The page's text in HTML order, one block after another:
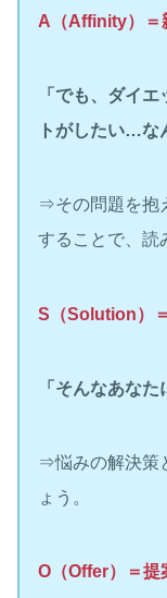
A（Affinity）＝
「でも、ダイ
トがしたい…な
⇒その問題を抱
することで、読
S（Solution）
「そんなあな
⇒悩みの解決策
ょう。
O（Offer）＝提